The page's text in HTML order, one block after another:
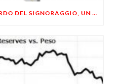
RILEGGERE IL MITO ASSURDO DEL SIGNORAGGIO, UN FALSO PROBLEMA!